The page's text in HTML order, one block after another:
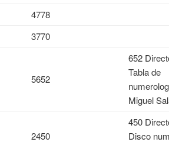
4778
3770
5652
652
Tabla de
Miguel
2450
450
Disco